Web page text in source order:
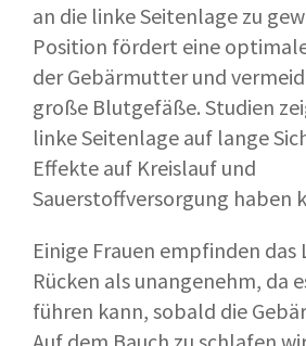
an die linke Seitenlage zu
Position fördert eine
der Gebärmutter und
große Blutgefäße. Studien
linke Seitenlage auf lange
Effekte auf Kreislauf und
Sauerstoffversorgung haben
Einige Frauen empfinden das
Rücken als unangenehm, da
führen kann, sobald die